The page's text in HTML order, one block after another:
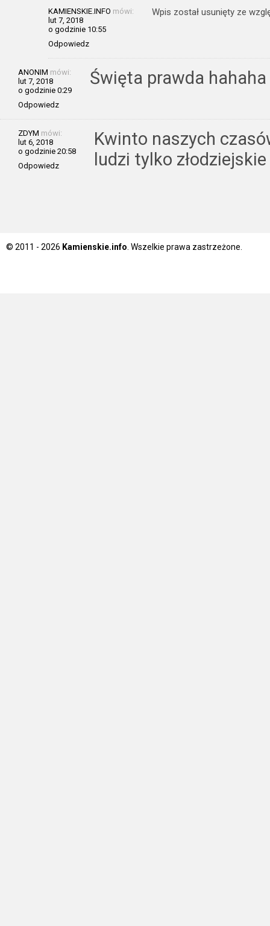
KAMIENSKIE.INFO mówi:
lut 7, 2018
o godzinie 10:55
Odpowiedz
Wpis został usunięty ze
ANONIM mówi:
lut 7, 2018
o godzinie 0:29
Odpowiedz
Święta prawda hahaha
ZDYM mówi:
lut 6, 2018
o godzinie 20:58
Odpowiedz
Kwinto naszych
ludzi tylko
© 2011 - 2026 Kamienskie.info . Wszelkie prawa zastrzeżone.